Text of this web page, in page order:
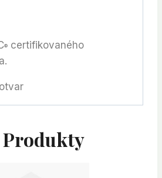
® certifikovaného
Produkty